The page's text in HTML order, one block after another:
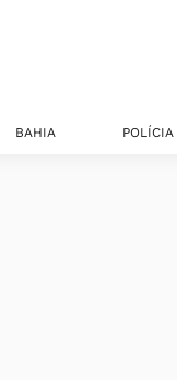
BAHIA POLÍCIA